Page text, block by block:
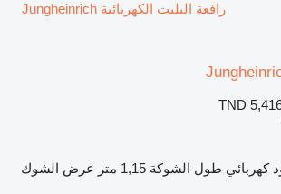
رافعة البليت الكهربائية Jungheinrich
TND
كهربائي طول الشوكة 1,15 متر
عرض الشوك